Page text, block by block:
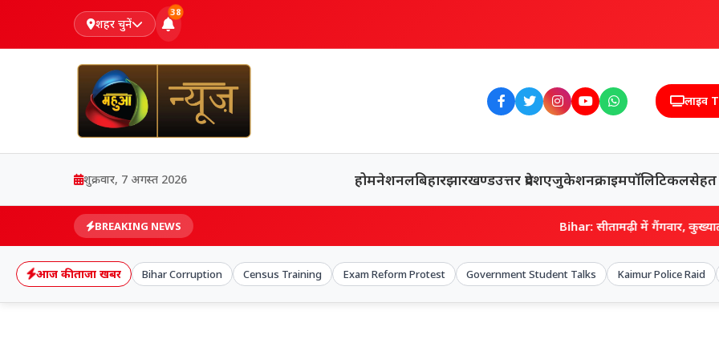
शहर चुनें
38
लाइव
शुक्रवार, 7 अगस्त 2026 होमनेशनलबिहारझारखण्डउत्तर प्रदेशएजुकेशनक्राइमपॉलिटिकलसेहत
BREAKING NEWS Bihar: सीतामढ़ी में गैंगवार, कुख्यात शराब
आज की ताजा खबर Bihar Corruption Census Training Exam Reform Protest Government Student Talks Kaimur Police Raid